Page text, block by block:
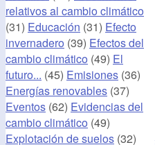
relativos al cambio climático
(31) Educación (31) Efecto
invernadero (39) Efectos del
cambio climático (49) El
futuro... (45) Emisiones (36)
Energías renovables (37)
Eventos (62) Evidencias del
cambio climático (49)
Explotación de suelos (32)